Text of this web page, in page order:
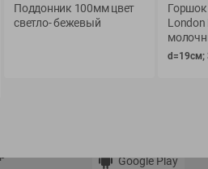
Мои товары
Обратная связь
Google Play
Поддонник 100мм цвет
светло- бежевый
Горшок
London
d=19см;